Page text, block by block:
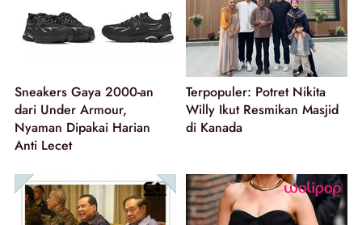
Sneakers Gaya 2000-an
dari Under Armour,
Nyaman Dipakai Harian
Anti Lecet
Terpopuler: Potret Nikita
Willy Ikut Resmikan Masjid
di Kanada